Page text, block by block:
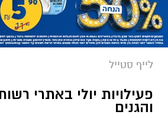
לייף סטייל
פעילויות יולי באתרי
והגנים